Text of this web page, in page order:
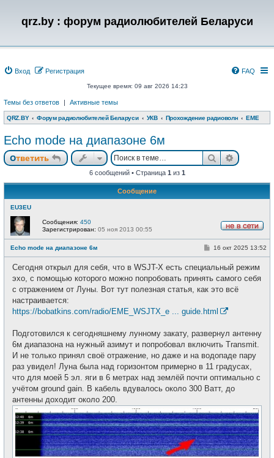
qrz.by : форум радиолюбителей Беларуси
Вход Регистрация FAQ
Текущее время: 09 авг 2026 14:23
Темы без ответов | Активные темы
QRZ.BY Форум радиолюбителей Беларуси УКВ Прохождение радиоволн EME
Echo mode на диапазоне 6м
Ответить Поиск
6 сообщений • Страница 1 из 1
Сообщение
EU3EU
е
в
с
Сообщения: 450
Зарегистрирован: 05 ноя 2013 00:55
Echo mode на диапазоне 6м
С
б
н
16 окт 2025 13:52
Сегодня открыл для себя, что в WSJT-X есть специальный режим
эхо, с помощью которого можно попробовать принять самого себя
с отражением от Луны. Вот тут полезная статья, как это всё
настраивается:
https://bobatkins.com/radio/EME_WSJTX_e ... guide.html
Подготовился к сегодняшнему лунному закату, развернул антенну
6м диапазона на нужный азимут и попробовал включить Transmit.
И не только принял своё отражение, но даже и на водопаде пару
раз увидел! Луна была над горизонтом примерно в 11 градусах,
что для моей 5 эл. яги в 6 метрах над землёй почти оптимально с
учётом ground gain. В кабель вдувалось около 300 Ватт, до
антенны доходит около 200.